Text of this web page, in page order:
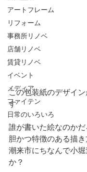
アートフレーム
リフォーム
事務所リノベ
店舗リノベ
賃貸リノベ
イベント
メディア
ファイテン
日常のいろいろ
この包装紙のデザイ
す
誰が書いた絵なのか
胆かつ特徴のある描
潮来市にちなんで小堀
か？